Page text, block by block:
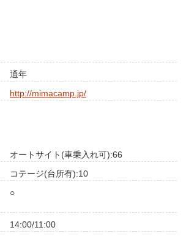
通年
http://mimacamp.jp/
オートサイト(車乗入れ可):66
コテージ(台所有):10
○
14:00/11:00